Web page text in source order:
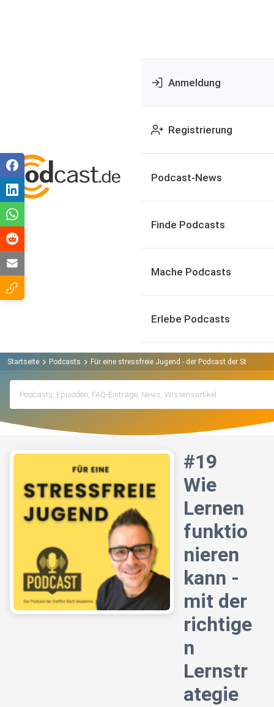
Anmeldung
Registrierung
Podcast-News
Finde Podcasts
Mache Podcasts
Erlebe Podcasts
Startseite Podcasts Für eine stressfreie Jugend - der Podcast der Steffen
#19
Wie
Lernen
funktio
nieren
kann -
mit der
richtige
n
Lernstr
ategie